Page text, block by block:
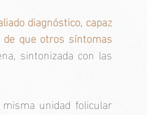
diagnóstico, capaz
que otros síntomas
sintonizada con las
unidad folicular